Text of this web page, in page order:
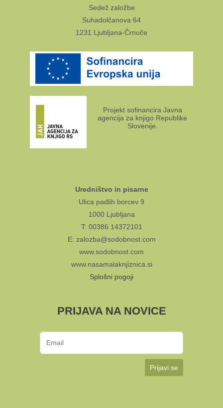
Sedež založbe
Suhadolčanova 64
1231 Ljubljana-Črnuče
Projekt sofinancira Javna
agencija za knjigo Republike
Slovenije.
Uredništvo in pisarne
Ulica padlih borcev 9
1000 Ljubljana
T: 00386 14372101
E: zalozba@sodobnost.com
www.sodobnost.com
www.nasamalaknjiznica.si
Splošni pogoji
PRIJAVA NA NOVICE
Prijavi se